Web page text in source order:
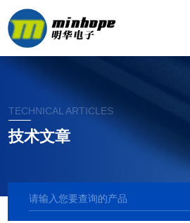
TECHNICAL ARTICLES
技术文章